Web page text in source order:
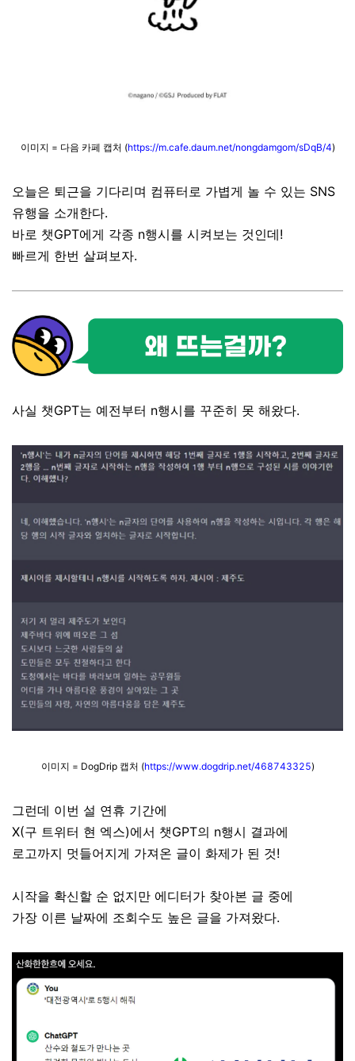
이미지 = 다음 카페 캡처 (https://m.cafe.daum.net/nongdamgom/sDqB/4)
오늘은 퇴근을 기다리며 컴퓨터로 가볍게 놀 수 있는 SNS
유행을 소개한다.
바로 챗GPT에게 각종 n행시를 시켜보는 것인데!
빠르게 한번 살펴보자.
사실 챗GPT는 예전부터 n행시를 꾸준히 못 해왔다.
이미지 = DogDrip 캡처 (https://www.dogdrip.net/468743325)
그런데 이번 설 연휴 기간에
X(구 트위터 현 엑스)에서 챗GPT의 n행시 결과에
로고까지 멋들어지게 가져온 글이 화제가 된 것!
시작을 확신할 순 없지만 에디터가 찾아본 글 중에
가장 이른 날짜에 조회수도 높은 글을 가져왔다.